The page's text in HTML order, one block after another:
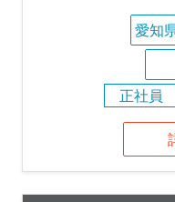
愛知
正社員